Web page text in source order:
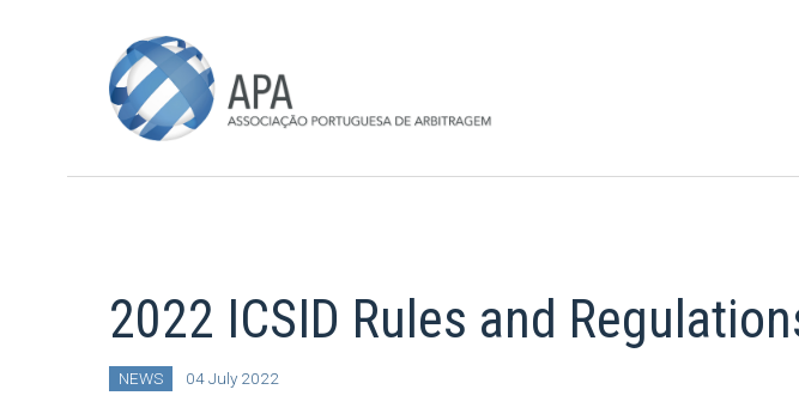
2022 ICSID Rules and
NEWS 04 July 2022